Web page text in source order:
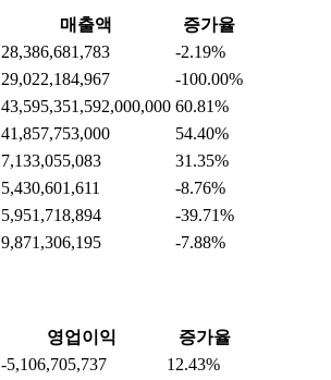
매출액
증가율
28,386,681,783
-2.19%
29,022,184,967
-100.00%
43,595,351,592,000,000 60.81%
41,857,753,000
54.40%
7,133,055,083
31.35%
5,430,601,611
-8.76%
5,951,718,894
-39.71%
9,871,306,195 -7.88%
영업이익
증가율
-5,106,705,737
12.43%